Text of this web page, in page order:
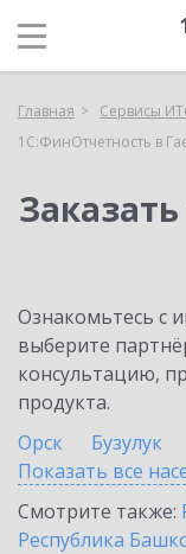
Главная Сервисы
1С:ФинОтчетность в
Ознакомьтесь с
выберите
консультацию,
продукта.
Орск
Бузулук
Показать все
Смотрите также:
Республика